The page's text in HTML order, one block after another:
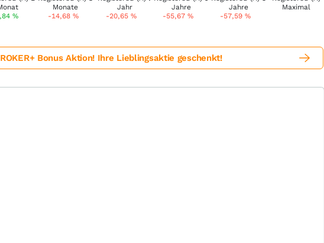
% -14,68% -20,65 % -55,67 % -57,59 %
Bonus Aktion! Ihre Lieblingsaktie geschenkt!